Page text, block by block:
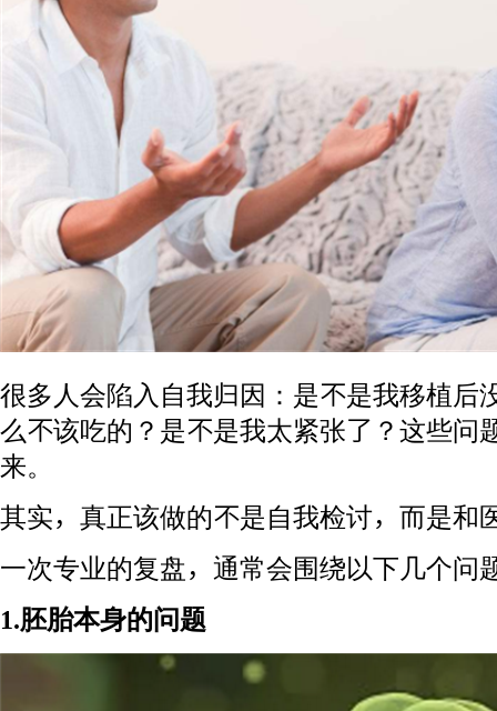
很多人会陷入自我归因：是不是我移植后
么不该吃的？是不是我太紧张了？这些问
来。
其实，真正该做的不是自我检讨，而是和
一次专业的复盘，通常会围绕以下几个问
1.胚胎本身的问题